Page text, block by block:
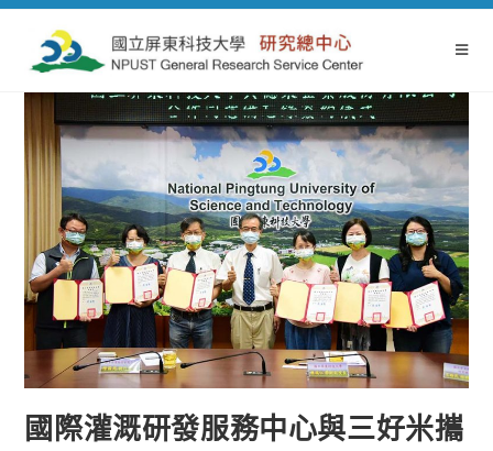
國際灌溉研發服務中心與三好米攜